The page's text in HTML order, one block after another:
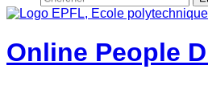
Online People